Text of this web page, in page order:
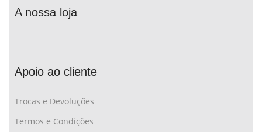
A nossa loja
Apoio ao cliente
Trocas e Devoluções
Termos e Condições